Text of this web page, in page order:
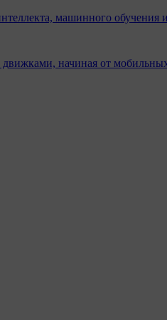
машинного обучения
начиная от